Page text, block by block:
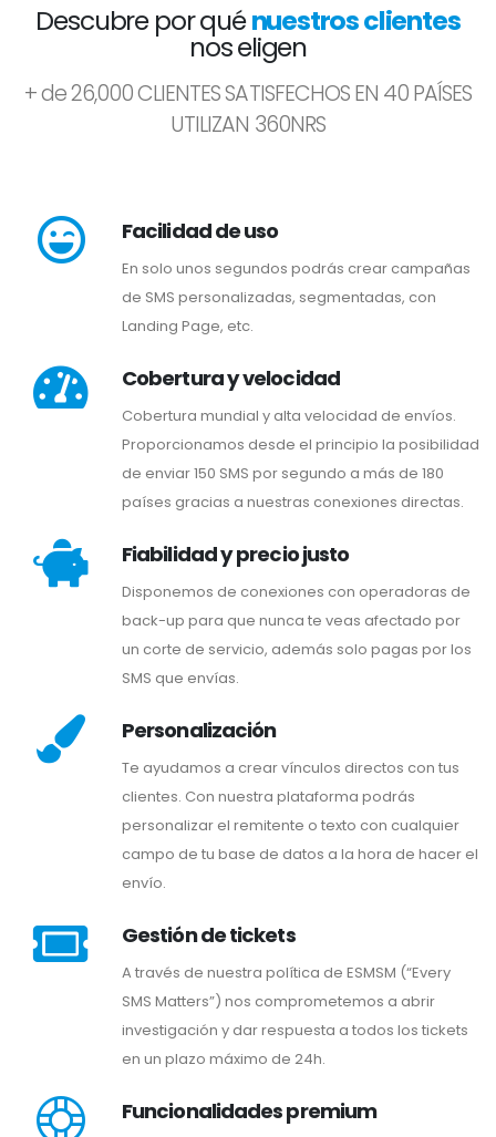
Descubre por quénuestros clientes
nos eligen
+ de 26,000 CLIENTES SATISFECHOS EN 40 PAÍSES
UTILIZAN 360NRS
Facilidad de uso
En solo unos segundos podrás crear campañas
de SMS personalizadas, segmentadas, con
Landing Page, etc.
Cobertura y velocidad
Cobertura mundial y alta velocidad de envíos.
Proporcionamos desde el principio la posibilidad
de enviar 150 SMS por segundo a más de 180
países gracias a nuestras conexiones directas.
Fiabilidad y precio justo
Disponemos de conexiones con operadoras de
back-up para que nunca te veas afectado por
un corte de servicio, además solo pagas por los
SMS que envías.
Personalización
Te ayudamos a crear vínculos directos con tus
clientes. Con nuestra plataforma podrás
personalizar el remitente o texto con cualquier
campo de tu base de datos a la hora de hacer el
envío.
Gestión de tickets
A través de nuestra política de ESMSM (“Every
SMS Matters”) nos comprometemos a abrir
investigación y dar respuesta a todos los tickets
en un plazo máximo de 24h.
Funcionalidades premium